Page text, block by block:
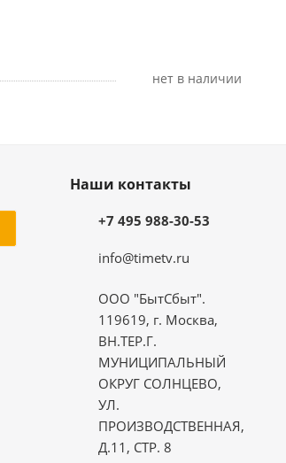
Нет в наличии
Наши контакты
+7 495 988-30-53
info@timetv.ru
ООО "БытСбыт".
119619, г. Москва,
ВН.ТЕР.Г.
МУНИЦИПАЛЬНЫЙ
ОКРУГ СОЛНЦЕВО,
УЛ.
ПРОИЗВОДСТВЕННАЯ,
Д.11, СТР. 8